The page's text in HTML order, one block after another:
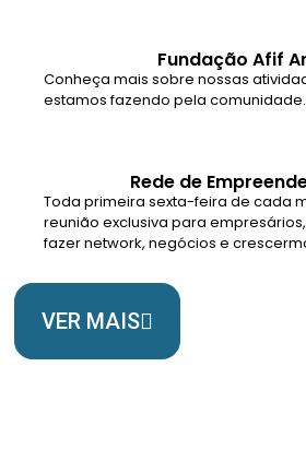
Fundação Afif
Conheça mais sobre nossas
estamos fazendo pela comunidade.
Rede de
Toda primeira sexta-feira de cada
reunião exclusiva para
fazer network, negócios e
VER MAIS